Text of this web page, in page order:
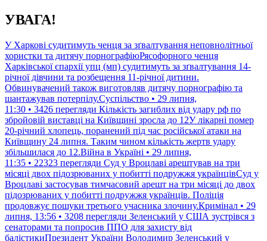
Перейти
до
УВАГА!
У Харкові судитимуть ченця за зґвалтування неповнолітньої
хористки та дитячу порнографіюРясофорного ченця
Харківської єпархії упц (мп) судитимуть за зґвалтування 14-
річної дівчини та розбещення 11-річної дитини.
Обвинувачений також виготовляв дитячу порнографію та
шантажував потерпілу.Суспільство • 29 липня,
11:30 • 3426 перегляди Кількість загиблих від удару рф по
збройовій виставці на Київщині зросла до 12У лікарні помер
20-річний хлопець, поранений під час російської атаки на
Київщину 24 липня. Таким чином кількість жертв удару
збільшилася до 12.Війна в Україні • 29 липня,
11:35 • 22323 перегляди Суд у Вроцлаві арештував на три
місяці двох підозрюваних у побитті подружжя українцівСуд у
Вроцлаві застосував тимчасовий арешт на три місяці до двох
підозрюваних у побитті подружжя українців. Поліція
продовжує пошуки третього учасника злочину.Кримінал • 29
липня, 13:56 • 3208 перегляди Зеленський у США зустрівся з
сенаторами та попросив ППО для захисту від
балістикиПрезидент України Володимир Зеленський у